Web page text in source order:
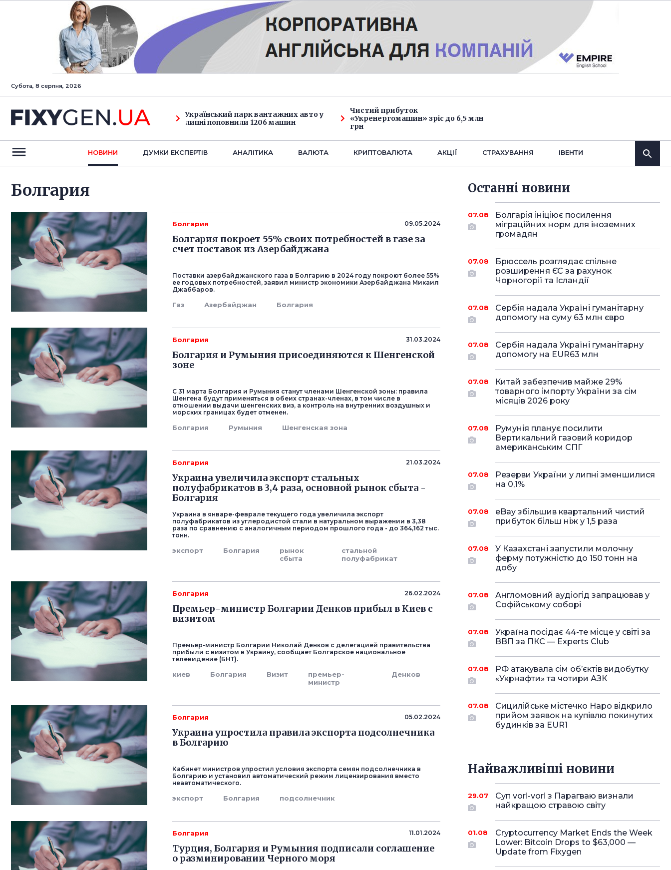
Субота, 8 серпня, 2026
Український парк вантажних авто у
липні поповнили 1206 машин
Чистий прибуток
«Укренергомашин» зріс до 6,5 млн
грн
НОВИНИ ДУМКИ ЕКСПЕРТIВ АНАЛIТИКА ВАЛЮТА КРИПТОВАЛЮТА АКЦІЇ СТРАХУВАННЯ IВЕНТИ
Болгария
Болгария 09.05.2024
Болгария покроет 55% своих потребностей в газе за
счет поставок из Азербайджана
Поставки азербайджанского газа в Болгарию в 2024 году покроют более 55%
ее годовых потребностей, заявил министр экономики Азербайджана Микаил
Джаббаров.
Газ Азербайджан Болгария
Болгария 31.03.2024
Болгария и Румыния присоединяются к Шенгенской
зоне
С 31 марта Болгария и Румыния станут членами Шенгенской зоны: правила
Шенгена будут применяться в обеих странах-членах, в том числе в
отношении выдачи шенгенских виз, а контроль на внутренних воздушных и
морских границах будет отменен.
Болгария Румыния Шенгенская зона
Болгария 21.03.2024
Украина увеличила экспорт стальных
полуфабрикатов в 3,4 раза, основной рынок сбыта -
Болгария
Украина в январе-феврале текущего года увеличила экспорт
полуфабрикатов из углеродистой стали в натуральном выражении в 3,38
раза по сравнению с аналогичным периодом прошлого года - до 364,162 тыс.
тонн.
экспорт Болгария
рынок
сбыта
стальной
полуфабрикат
Болгария 26.02.2024
Премьер-министр Болгарии Денков прибыл в Киев с
визитом
Премьер-министр Болгарии Николай Денков с делегацией правительства
прибыли с визитом в Украину, сообщает Болгарское национальное
телевидение (БНТ).
киев Болгария Визит
премьер-
министр
Денков
Болгария 05.02.2024
Украина упростила правила экспорта подсолнечника
в Болгарию
Кабинет министров упростил условия экспорта семян подсолнечника в
Болгарию и установил автоматический режим лицензирования вместо
неавтоматического.
экспорт Болгария подсолнечник
Болгария 11.01.2024
Турция, Болгария и Румыния подписали соглашение
о разминировании Черного моря
Останнi новини
07.08
Болгарія ініціює посилення
міграційних норм для іноземних
громадян
07.08
Брюссель розглядає спільне
розширення ЄС за рахунок
Чорногорії та Ісландії
07.08
Сербія надала Україні гуманітарну
допомогу на суму 63 млн євро
07.08
Сербія надала Україні гуманітарну
допомогу на EUR63 млн
07.08
Китай забезпечив майже 29%
товарного імпорту України за сім
місяців 2026 року
07.08
Румунія планує посилити
Вертикальний газовий коридор
американським СПГ
07.08
Резерви України у липні зменшилися
на 0,1%
07.08
eBay збільшив квартальний чистий
прибуток більш ніж у 1,5 раза
07.08
У Казахстані запустили молочну
ферму потужністю до 150 тонн на
добу
07.08
Англомовний аудіогід запрацював у
Софійському соборі
07.08
Україна посідає 44-те місце у світі за
ВВП за ПКС — Experts Club
07.08
РФ атакувала сім об’єктів видобутку
«Укрнафти» та чотири АЗК
07.08
Сицилійське містечко Наро відкрило
прийом заявок на купівлю покинутих
будинків за EUR1
Найважливіші новини
29.07
Суп vori-vori з Парагваю визнали
найкращою стравою світу
01.08
Cryptocurrency Market Ends the Week
Lower: Bitcoin Drops to $63,000 —
Update from Fixygen